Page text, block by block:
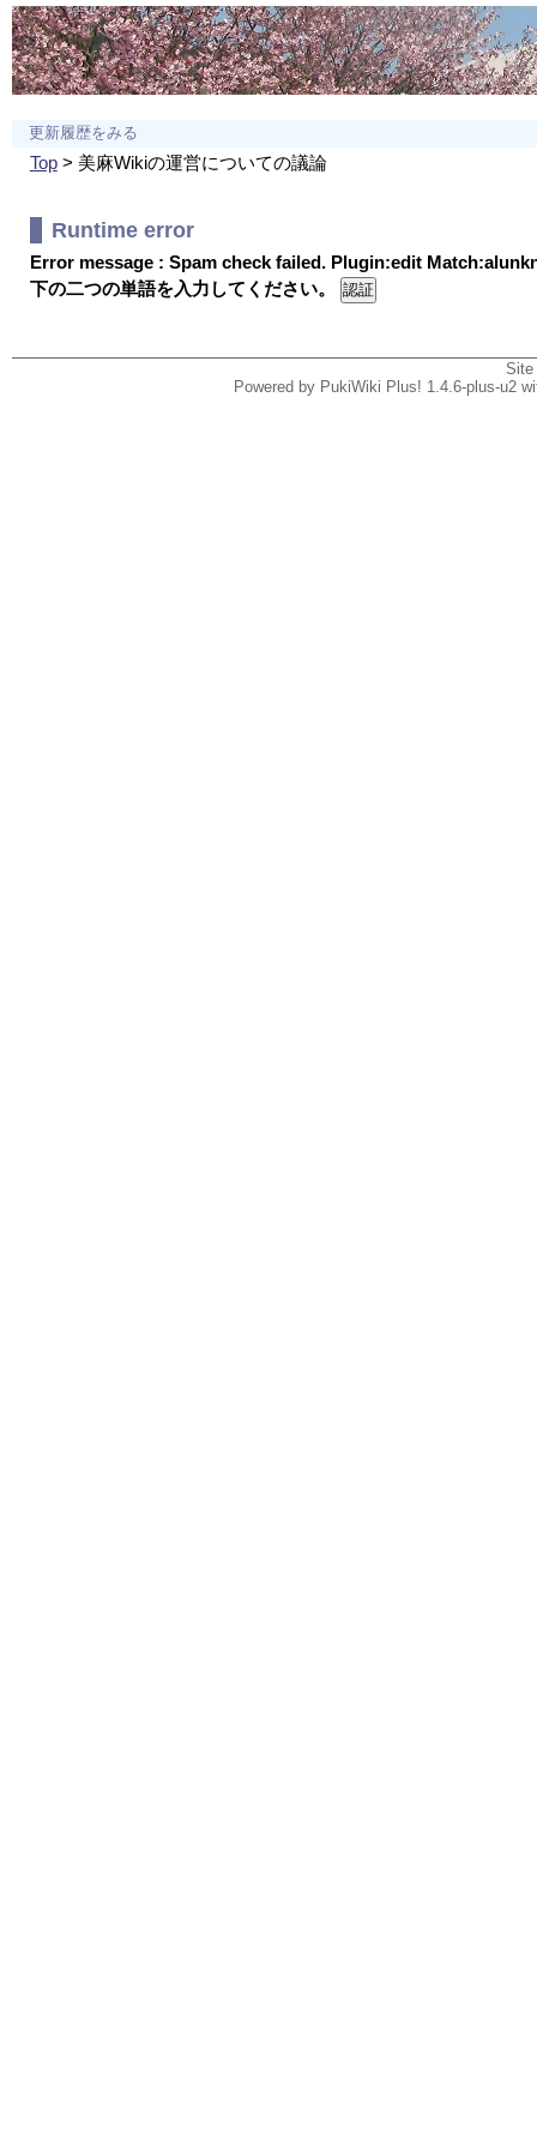
更新履歴をみる
Top> 美麻Wikiの運営についての議論
Runtime error
Error message : Spam check failed. Plugin:edit
下の二つの単語を入力してください。
Powered by PukiWiki Plus! 1.4.6-plus-u2